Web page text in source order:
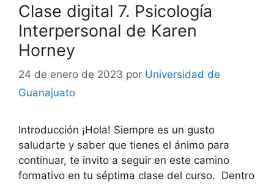
Clase digital 7. Psicología
Interpersonal de Karen
Horney
24 de enero de 2023 por Universidad de
Guanajuato
Introducción ¡Hola! Siempre es un gusto
saludarte y saber que tienes el ánimo para
continuar, te invito a seguir en este camino
formativo en tu séptima clase del curso. Dentro